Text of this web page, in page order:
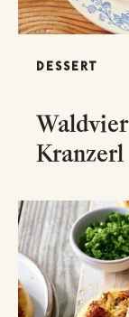
DESSERT
Kranzerl